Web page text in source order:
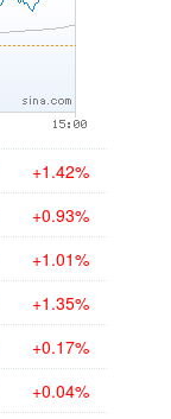
+1.42%
+0.93%
+1.01%
+1.35%
+0.17%
+0.04%